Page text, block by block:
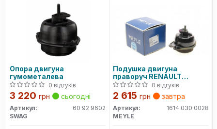
Опора двигуна
гумометалева
0 відгуків
3 220 грн сьогодні
Артикул:
60 92 9602
SWAG
Подушка двигуна
праворуч RENAULT
LAGUNA II (BG0/1) (вир-во
MEYLE)
0 відгуків
2 615 грн завтра
Артикул:
1614 030 0028
MEYLE